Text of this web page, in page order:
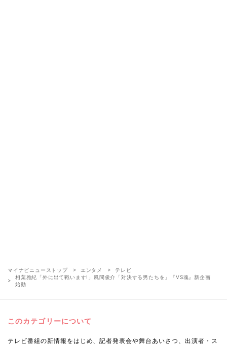
マイナビニューストップ エンタメ
テレビ
相葉雅紀「外に出て戦います!」風間俊介「対決する男たちを」『VS魂』新企画
始動
このカテゴリーについて
テレビ番組の新情報をはじめ、記者発表会や舞台あいさつ、出演者・ス